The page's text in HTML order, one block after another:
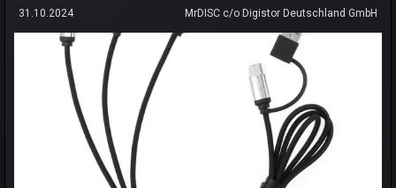
31.10.2024 MrDISC c/o Digistor Deutschland GmbH